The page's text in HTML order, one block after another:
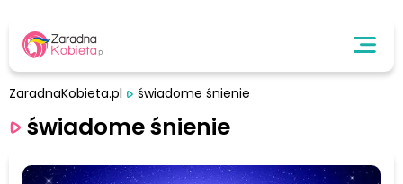
ZaradnaKobieta.pl świadome śnienie
świadome śnienie